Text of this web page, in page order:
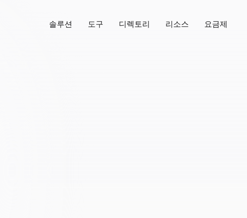
솔루션 도구 디렉토리 리소스 요금제